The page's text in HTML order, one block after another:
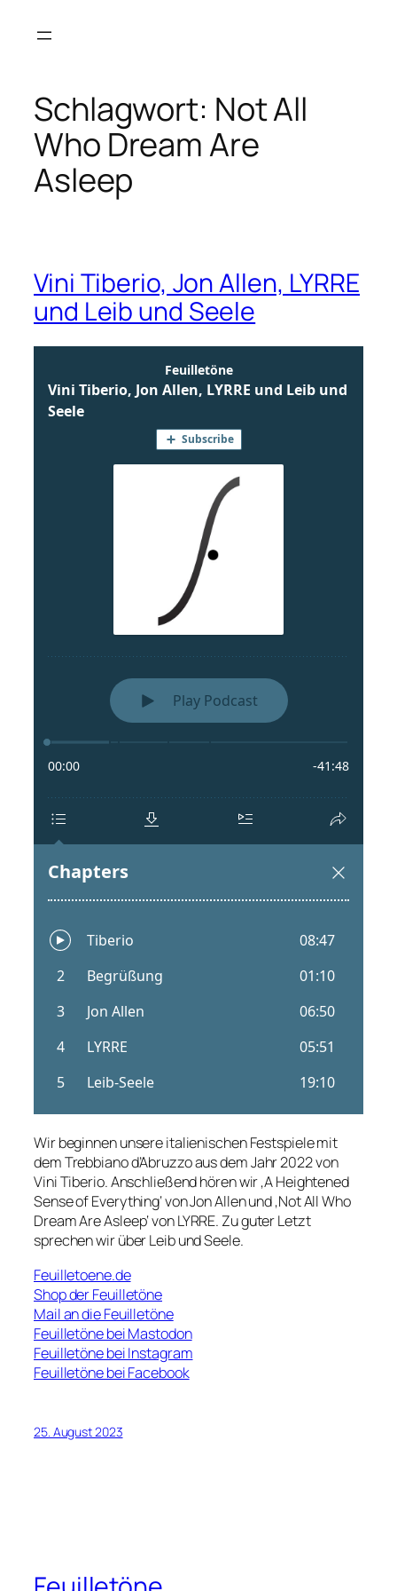
Inhalt
Schlagwort: Not All
Who Dream Are
Asleep
Vini Tiberio, Jon Allen, LYRRE
und Leib und Seele
Wir beginnen unsere italienischen Festspiele mit
dem Trebbiano d’Abruzzo aus dem Jahr 2022 von
Vini Tiberio. Anschließend hören wir ‚A Heightened
Sense of Everything‘ von Jon Allen und ‚Not All Who
Dream Are Asleep‘ von LYRRE. Zu guter Letzt
sprechen wir über Leib und Seele.
Feuilletoene.de
Shop der Feuilletöne
Mail an die Feuilletöne
Feuilletöne bei Mastodon
Feuilletöne bei Instagram
Feuilletöne bei Facebook
25. August 2023